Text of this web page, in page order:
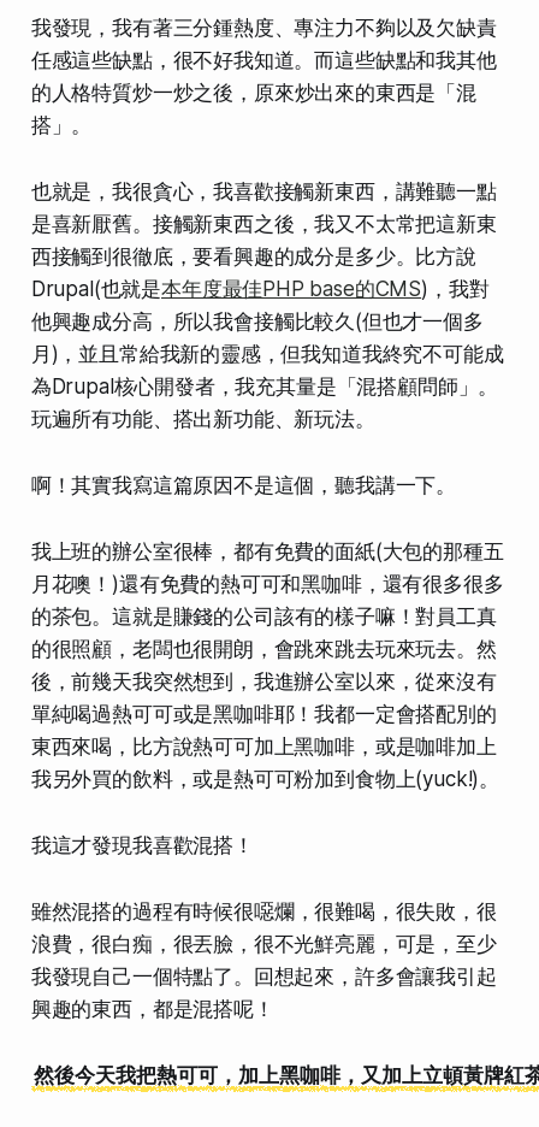
我發現，我有著三分鍾熱度、專注力不夠以及欠缺責
任感這些缺點，很不好我知道。而這些缺點和我其他
的人格特質炒一炒之後， 原來炒出來的東西是「混
搭」 。
也就是，我很貪心，我喜歡接觸新東西，講難聽一點
是喜新厭舊。接觸新東西之後，我又不太常把這新東
西接觸到很徹底，要看興趣的成分是多少。比方說
Drupal(也就是本年度最佳PHP base的CMS)，我對
他興趣成分高，所以我會接觸比較久(但也才一個多
月)，並且常給我新的靈感，但我知道我終究不可能成
為Drupal核心開發者，我充其量是 「混搭顧問師」 。
玩遍所有功能、搭出新功能、新玩法。
啊！其實我寫這篇原因不是這個，聽我講一下。
我上班的辦公室很棒，都有免費的面紙(大包的那種五
月花噢！)還有免費的熱可可和黑咖啡，還有很多很多
的茶包。這就是賺錢的公司該有的樣子嘛！對員工真
的很照顧，老闆也很開朗，會跳來跳去玩來玩去。然
後，前幾天我突然想到，我進辦公室以來，從來沒有
單純喝過熱可可或是黑咖啡耶！我都一定會搭配別的
東西來喝，比方說熱可可加上黑咖啡，或是咖啡加上
我另外買的飲料，或是熱可可粉加到食物上(yuck!)。
我這才發現我喜歡混搭！
雖然混搭的過程有時候很噁爛，很難喝，很失敗，很
浪費，很白痴，很丟臉，很不光鮮亮麗 ，可是，至少
我發現自己一個特點了。回想起來，許多會讓我引起
興趣的東西，都是混搭呢！
然後今天我把熱可可，加上黑咖啡，又加上立頓黃牌紅